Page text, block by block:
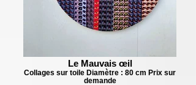
Le Mauvais œil
Collages sur toile Diamètre : 80 cm Prix sur
demande